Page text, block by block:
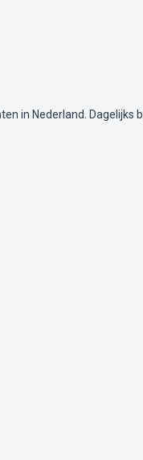
in Nederland. Dagelijks